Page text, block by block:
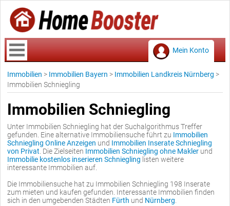
Mein Konto
Immobilien > Immobilien Bayern > Immobilien Landkreis Nürnberg >
Immobilien Schniegling
Immobilien Schniegling
Unter Immobilien Schniegling hat der Suchalgorithmus Treffer
gefunden. Eine alternative Immobiliensuche führt zu Immobilien
Schniegling Online Anzeigen und Immobilien Inserate Schniegling
von Privat . Die Zielseiten Immobilien Schniegling ohne Makler und
Immobilie kostenlos inserieren Schniegling listen weitere
interessante Immobilien auf.
Die Immobiliensuche hat zu Immobilien Schniegling 198 Inserate
zum mieten und kaufen gefunden. Interessante Immobilien finden
sich in den umgebenden Städten Fürth und Nürnberg